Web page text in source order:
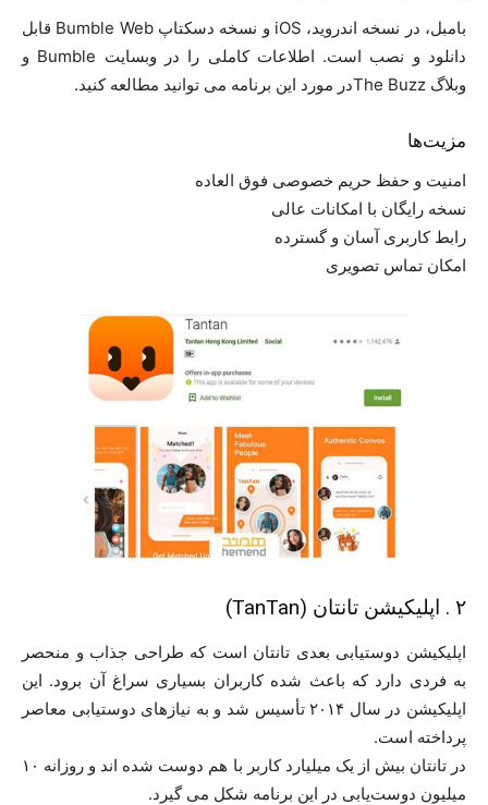
بامبل، در نسخه اندروید، iOS و نسخه دسکتاپ Bumble Web قابل
دانلود و نصب است. اطلاعات کاملی را در وبسایت Bumble و
وبلاگ The Buzzدر مورد این برنامه می توانید مطالعه کنید.
مزیت‌ها
امنیت و حفظ حریم خصوصی فوق العاده
نسخه رایگان با امکانات عالی
رابط کاربری آسان و گسترده
امکان تماس تصویری
۲ . اپلیکیشن تانتان (TanTan)
اپلیکیشن دوستیابی بعدی تانتان است که طراحی جذاب و منحصر
به فردی دارد که باعث شده کاربران بسیاری سراغ آن برود. این
اپلیکیشن در سال ۲۰۱۴ تأسیس شد و به نیازهای دوستیابی معاصر
پرداخته است.
در تانتان بیش از یک میلیارد کاربر با هم دوست شده اند و روزانه ۱۰
میلیون دوست‌یابی در این برنامه شکل می گیرد.